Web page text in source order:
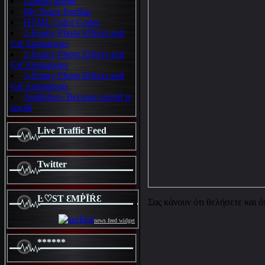
My Team Toolbar
HTML Color Codes
1-Funny Photo Effects and
Gif Animations
2-Funny Photo Effects and
Gif Animations
3-Funny Photo Effects and
Gif Animations
Audioboo. Because sound is
social
Live Traffic Feed
Twitter
Ŀ♡SƬ ƐMṖĪŔƐ
news feed widget
******
Σας κάνουν ότι θελήσετε και